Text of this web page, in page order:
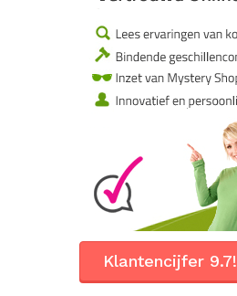
Klantencijfer 9.7!